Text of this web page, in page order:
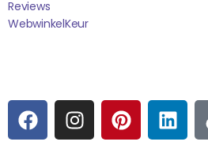
Reviews
WebwinkelKEur
F
A
C
I
N
S
P
I
N
L
I
N